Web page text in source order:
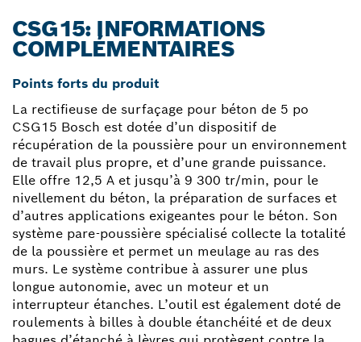
CSG15: INFORMATIONS
COMPLÉMENTAIRES
Points forts du produit
La rectifieuse de surfaçage pour béton de 5 po
CSG15 Bosch est dotée d’un dispositif de
récupération de la poussière pour un environnement
de travail plus propre, et d’une grande puissance.
Elle offre 12,5 A et jusqu’à 9 300 tr/min, pour le
nivellement du béton, la préparation de surfaces et
d’autres applications exigeantes pour le béton. Son
système pare-poussière spécialisé collecte la totalité
de la poussière et permet un meulage au ras des
murs. Le système contribue à assurer une plus
longue autonomie, avec un moteur et un
interrupteur étanches. L’outil est également doté de
roulements à billes à double étanchéité et de deux